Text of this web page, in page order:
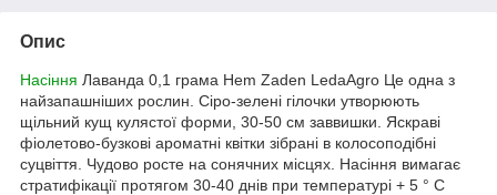
Опис
Насіння Лаванда 0,1 грама Hem Zaden LedaAgro Це одна з
найзапашніших рослин. Сіро-зелені гілочки утворюють
щільний кущ кулястої форми, 30-50 см заввишки. Яскраві
фіолетово-бузкові ароматні квітки зібрані в колосоподібні
суцвіття. Чудово росте на сонячних місцях. Насіння вимагає
стратифікації протягом 30-40 днів при температурі + 5 ° С